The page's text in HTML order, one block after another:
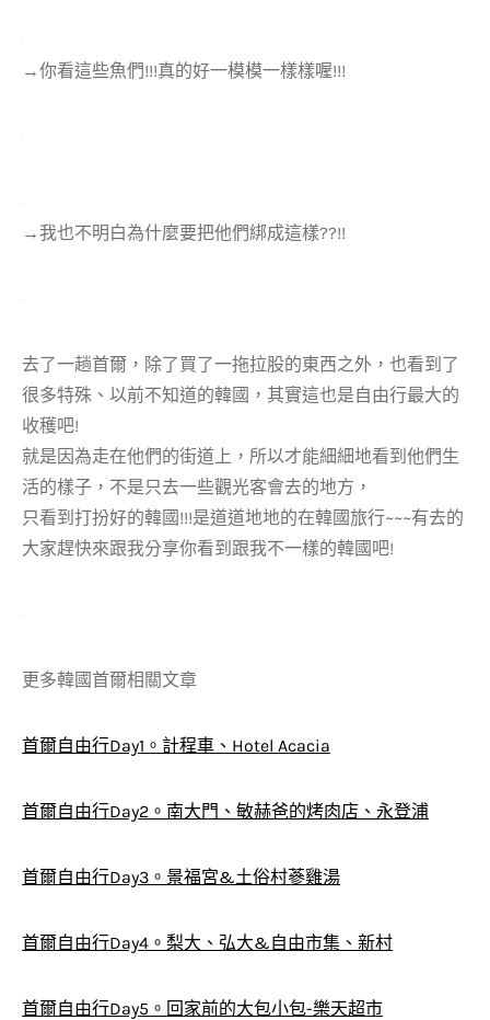
→你看這些魚們!!!真的好一模模一樣樣喔!!!
→我也不明白為什麼要把他們綁成這樣??!!
去了一趟首爾，除了買了一拖拉股的東西之外，也看到了
很多特殊、以前不知道的韓國，其實這也是自由行最大的
收穫吧!
就是因為走在他們的街道上，所以才能細細地看到他們生
活的樣子，不是只去一些觀光客會去的地方，
只看到打扮好的韓國!!!是道道地地的在韓國旅行~~~有去的
大家趕快來跟我分享你看到跟我不一樣的韓國吧!
更多韓國首爾相關文章
首爾自由行Day1。計程車、Hotel Acacia
首爾自由行Day2。南大門、敏赫爸的烤肉店、永登浦
首爾自由行Day3。景福宮&土俗村蔘雞湯
首爾自由行Day4。梨大、弘大&自由市集、新村
首爾自由行Day5。回家前的大包小包-樂天超市